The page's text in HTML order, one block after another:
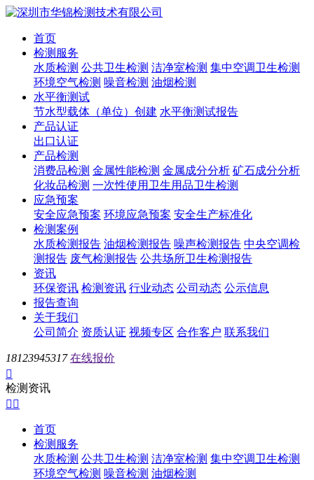
首页
检测服务
水质检测 公共卫生检测 洁净室检测 集中空调卫生检测
环境空气检测 噪音检测 油烟检测
水平衡测试
节水型载体（单位）创建 水平衡测试报告
产品认证
出口认证
产品检测
消费品检测 金属性能检测 金属成分分析 矿石成分分析
化妆品检测 一次性使用卫生用品卫生检测
应急预案
安全应急预案 环境应急预案 安全生产标准化
检测案例
水质检测报告 油烟检测报告 噪声检测报告 中央空调检
测报告 废气检测报告 公共场所卫生检测报告
资讯
环保资讯 检测资讯 行业动态 公司动态 公示信息
报告查询
关于我们
公司简介 资质认证 视频专区 合作客户 联系我们
18123945317 在线报价

检测资讯
 
首页
检测服务
水质检测 公共卫生检测 洁净室检测 集中空调卫生检测
环境空气检测 噪音检测 油烟检测